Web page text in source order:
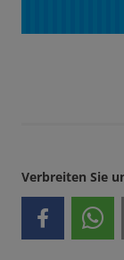
Verbreiten Sie